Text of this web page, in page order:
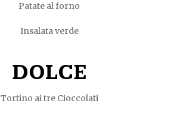
Patate al forno
Insalata verde
DOLCE
Tortino ai tre Cioccolati